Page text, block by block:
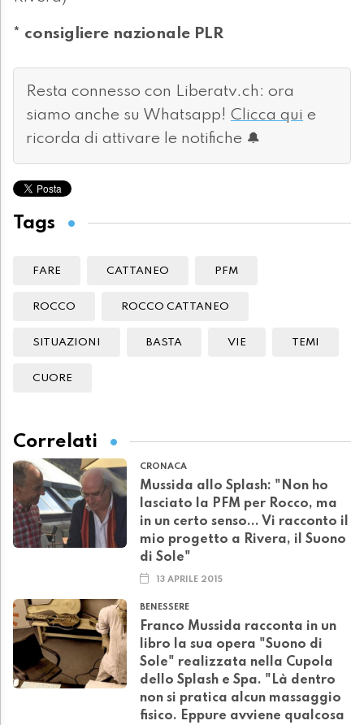
* consigliere nazionale PLR
Resta connesso con Liberatv.ch: ora
siamo anche su Whatsapp! Clicca qui e
ricorda di attivare le notifiche 🔔
Tags
FARE CATTANEO PFM
ROCCO ROCCO CATTANEO
SITUAZIONI BASTA VIE TEMI
CUORE
Correlati
CRONACA
Mussida allo Splash: "Non ho
lasciato la PFM per Rocco, ma
in un certo senso... Vi racconto il
mio progetto a Rivera, il Suono
di Sole"
13 APRILE 2015
BENESSERE
Franco Mussida racconta in un
libro la sua opera "Suono di
Sole" realizzata nella Cupola
dello Splash e Spa. "Là dentro
non si pratica alcun massaggio
fisico. Eppure avviene qualcosa